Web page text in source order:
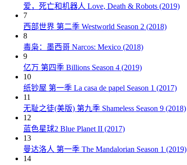
爱，死亡和机器人 Love, Death & Robots (2019)
7
西部世界 第二季 Westworld Season 2 (2018)
8
毒枭：墨西哥 Narcos: Mexico (2018)
9
亿万 第四季 Billions Season 4 (2019)
10
纸钞屋 第一季 La casa de papel Season 1 (2017)
11
无耻之徒(美版) 第九季 Shameless Season 9 (2018)
12
蓝色星球2 Blue Planet II (2017)
13
曼达洛人 第一季 The Mandalorian Season 1 (2019)
14